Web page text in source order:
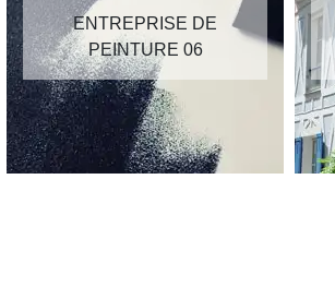
ENTREPRISE DE
PEINTURE 06